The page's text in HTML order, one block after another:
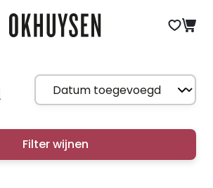
Filter wijnen